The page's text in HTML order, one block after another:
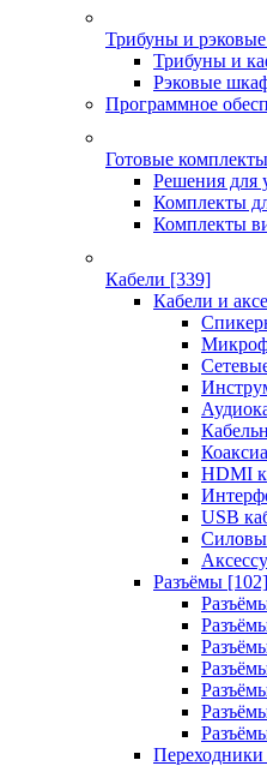
Трибуны и
Трибуны и
Рэковые
Программное
Готовые
Решения для
Комплекты
Комплекты
Кабели [339]
Кабели и
HDMI
USB
Разъёмы [102]
Переходники